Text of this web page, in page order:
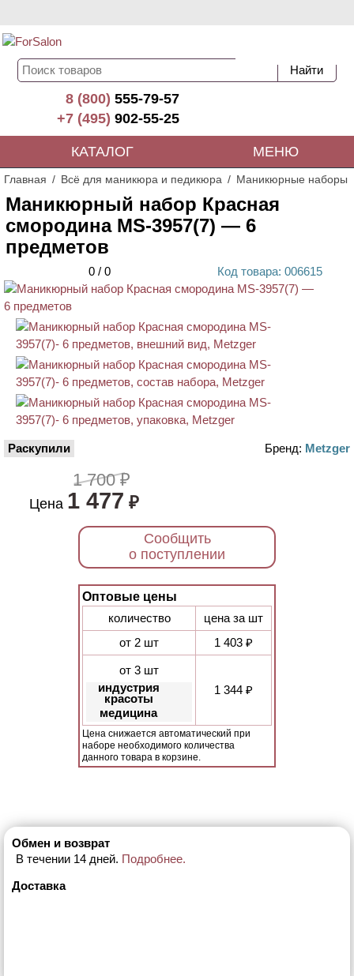
8 (800)555-79-57
+7 (495)902-55-25
КАТАЛОГ МЕНЮ
Главная Всё для маникюра и педикюра Маникюрные наборы
Маникюрный набор Красная
смородина MS-3957(7) — 6
предметов
0 / 0 Код товара: 006615
Раскупили Бренд: Metzger
1 700 ₽
Цена 1 477 ₽
Сообщить
о поступлении
Оптовые цены
количество
цена за шт
от 2 шт
1 403 ₽
от 3 шт
индустрия
красоты
медицина
1 344 ₽
Цена снижается автоматический при
наборе необходимого количества
данного товара в корзине.
Обмен и возврат
В течении 14 дней. Подробнее.
Доставка